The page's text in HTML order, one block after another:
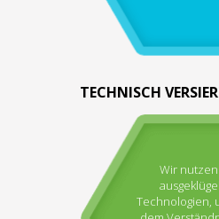
TECHNISCH
Wir
Technologien,